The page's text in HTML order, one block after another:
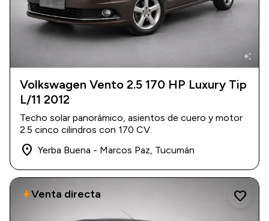
auto_awesome
2012 |111.500 km
$ 17.000.000
Volkswagen Vento 2.5 170 HP Luxury Tip
L/11 2012
Techo solar panorámico, asientos de cuero y motor
2.5 cinco cilindros con 170 CV.
place Yerba Buena - Marcos Paz, Tucumán
favorite
boltVenta directa